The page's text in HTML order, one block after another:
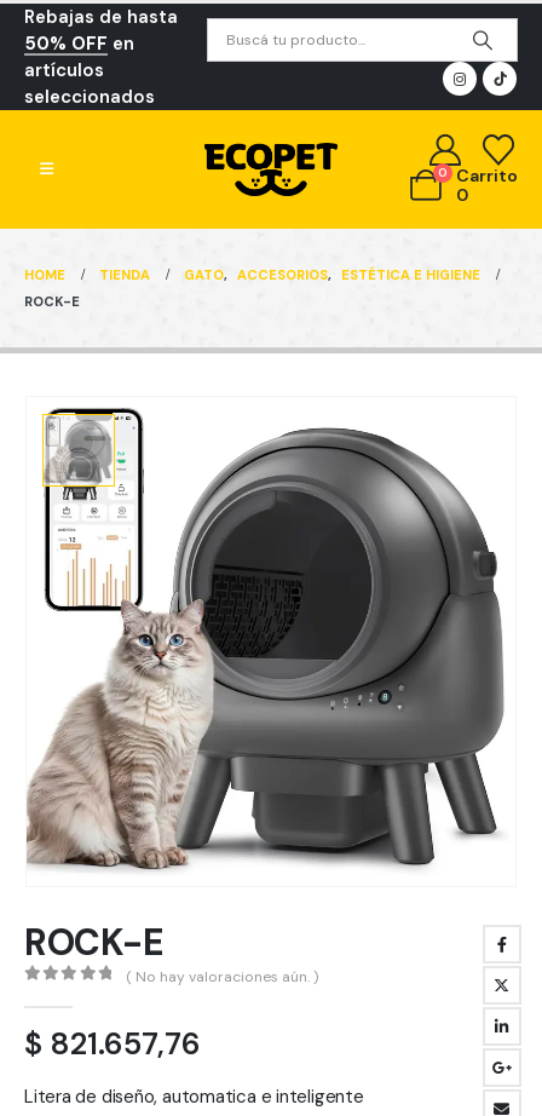
Rebajas de hasta
50% OFF en
artículos
seleccionados
0
Carrito
0
HOME TIENDA GATO, ACCESORIOS,
ESTÉTICA E HIGIENE
ROCK-E
ROCK-E
( No hay valoraciones aún. )
$ 821.657,76
Litera de diseño, automatica e inteligente